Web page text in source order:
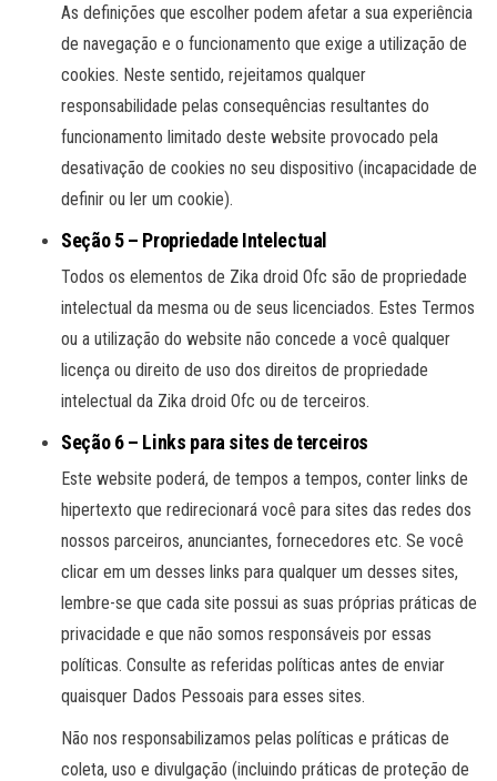
As definições que escolher podem afetar a sua experiência
de navegação e o funcionamento que exige a utilização de
cookies. Neste sentido, rejeitamos qualquer
responsabilidade pelas consequências resultantes do
funcionamento limitado deste website provocado pela
desativação de cookies no seu dispositivo (incapacidade de
definir ou ler um cookie).
Seção 5 – Propriedade Intelectual
Todos os elementos de Zika droid Ofc são de propriedade
intelectual da mesma ou de seus licenciados. Estes Termos
ou a utilização do website não concede a você qualquer
licença ou direito de uso dos direitos de propriedade
intelectual da Zika droid Ofc ou de terceiros.
Seção 6 – Links para sites de terceiros
Este website poderá, de tempos a tempos, conter links de
hipertexto que redirecionará você para sites das redes dos
nossos parceiros, anunciantes, fornecedores etc. Se você
clicar em um desses links para qualquer um desses sites,
lembre-se que cada site possui as suas próprias práticas de
privacidade e que não somos responsáveis por essas
políticas. Consulte as referidas políticas antes de enviar
quaisquer Dados Pessoais para esses sites.
Não nos responsabilizamos pelas políticas e práticas de
coleta, uso e divulgação (incluindo práticas de proteção de